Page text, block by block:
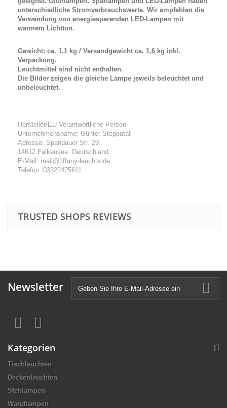
unterschiedliche Stromverbrauchswerte. Wir empfehlen die
Verwendung von energiesparenden LED-Lampen mit
warmem Lichtton.
Gewicht: ca. 1,1 kg / Versandgewicht ca. 1,6 kg inkl.
Verpackung.
Leuchtmittel sind nicht enthalten.
Die Bilder zeigen die gleiche Lampe jeweils beleuchtet und
unbeleuchtet.
Hersteller/EU Verantwortliche Person
Unternehmensname: Günter Stepputat
Adresse: Spandauer Str. 29
14612 Falkensee, Deutschland
E-Mail: mail@tiffany-leuchte.de
Telefon: 03322425611
TRUSTED SHOPS REVIEWS
Newsletter
Kategorien
Tischleuchten
Deckenleuchten
Stehlampen
Wandlampen